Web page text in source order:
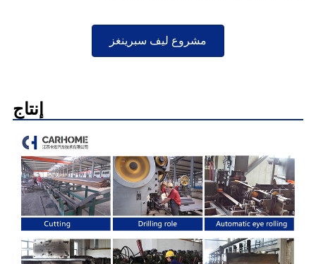
مشروع ليف سبرينغز
إنتاج